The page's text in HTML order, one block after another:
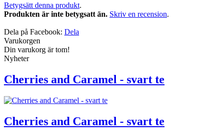
Betygsätt denna produkt.
Produkten är inte betygsatt än. Skriv en recension.
Dela på Facebook: Dela
Varukorgen
Din varukorg är tom!
Nyheter
Cherries and Caramel - svart te
Cherries and Caramel - svart te